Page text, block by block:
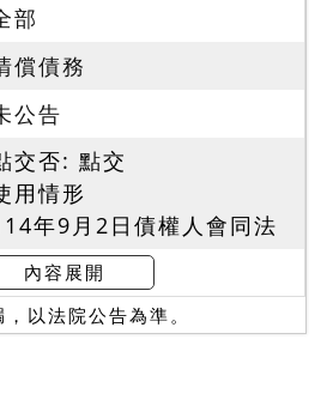
部
償債務
公告
交否: 點交
用情形
年9月2日債權人會同法
進行查封程序，債務人在
表示為自住，無停車位，
下室亦無出租他人，是否
內容展開
以法院公告為準。